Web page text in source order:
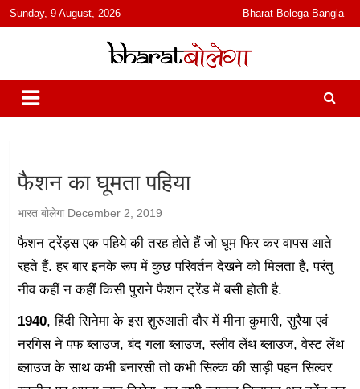
content
Sunday, 9 August, 2026 Bharat Bolega Bangla
भारत बोलेगा
हिंदी में समाचार, विचार, ऑडियो, वीडियो और फ़ीचर. भारत बोलेगा हिंदी न्यूज़ वेबसाइट
India: News, Views, Info, Trends & Podcast I जानकारी भी समझदारी भी
और पॉडकास्ट
फैशन का घूमता पहिया
भारत बोलेगा December 2, 2019
फैशन ट्रेंड्स एक पहिये की तरह होते हैं जो घूम फिर कर वापस आते
रहते हैं. हर बार इनके रूप में कुछ परिवर्तन देखने को मिलता है, परंतु
नीव कहीं न कहीं किसी पुराने फैशन ट्रेंड में बसी होती है.
1940, हिंदी सिनेमा के इस शुरुआती दौर में मीना कुमारी, सुरैया एवं
नरगिस ने पफ ब्लाउज, बंद गला ब्लाउज, स्लीव लेंथ ब्लाउज, वेस्ट लेंथ
ब्लाउज के साथ कभी बनारसी तो कभी सिल्क की साड़ी पहन सिल्वर